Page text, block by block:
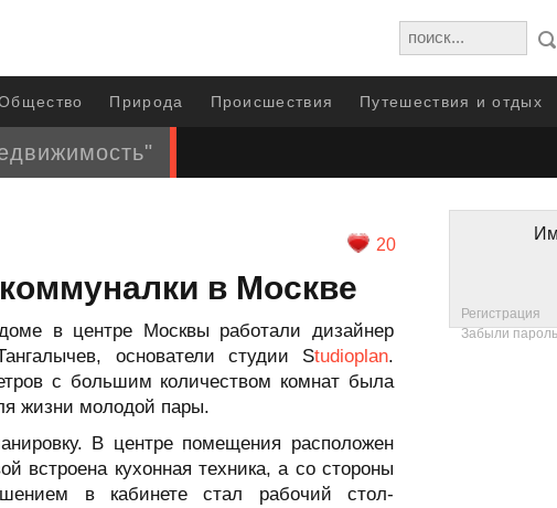
Природа Происшествия Путешествия и отдых
20
в Москве
в центре Москвы работали дизайнер
основатели студии Studioplan.
с большим количеством комнат была
жизни молодой пары.
В центре помещения расположен
встроена кухонная техника, а со стороны
в кабинете стал рабочий стол-
Регистрация
Забыли